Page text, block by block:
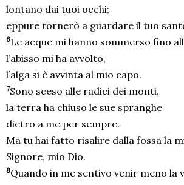
lontano dai tuoi occhi;
eppure tornerò a guardare il tuo
6Le acque mi hanno sommerso fino
l’abisso mi ha avvolto,
l’alga si è avvinta al mio capo.
7Sono sceso alle radici dei monti,
la terra ha chiuso le sue spranghe
dietro a me per sempre.
Ma tu hai fatto risalire dalla fossa la
Signore, mio Dio.
8Quando in me sentivo venir meno la